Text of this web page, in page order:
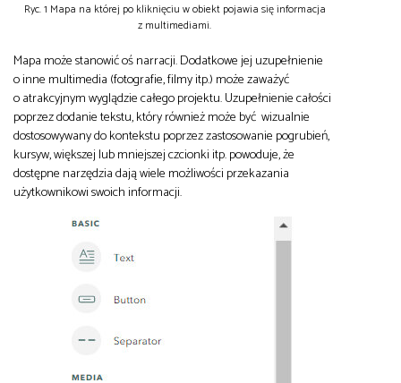
Ryc. 1 Mapa na której po kliknięciu w obiekt pojawia się informacja
z multimediami.
Mapa może stanowić oś narracji. Dodatkowe jej uzupełnienie
o inne multimedia (fotografie, filmy itp.) może zaważyć
o atrakcyjnym wyglądzie całego projektu. Uzupełnienie całości
poprzez dodanie tekstu, który również może być wizualnie
dostosowywany do kontekstu poprzez zastosowanie pogrubień,
kursyw, większej lub mniejszej czcionki itp. powoduje, że
dostępne narzędzia dają wiele możliwości przekazania
użytkownikowi swoich informacji.